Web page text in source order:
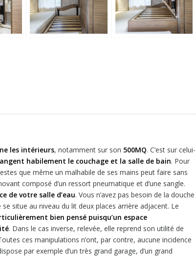
les intérieurs, notamment sur son 500MQ. C’est sur celui-
habilement le couchage et la salle de bain. Pour
que même un malhabile de ses mains peut faire sans
composé d’un ressort pneumatique et d’une sangle.
de votre salle d’eau. Vous n’avez pas besoin de la douche
situe au niveau du lit deux places arrière adjacent. Le
bien pensé puisqu’un espace
. Dans le cas inverse, relevée, elle reprend son utilité de
ces manipulations n’ont, par contre, aucune incidence
par exemple d’un très grand garage, d’un grand